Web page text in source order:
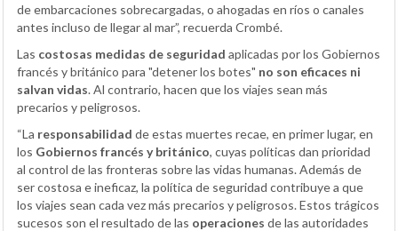
de embarcaciones sobrecargadas, o ahogadas en ríos o canales
antes incluso de llegar al mar”, recuerda Crombé.
Las costosas medidas de seguridad aplicadas por los Gobiernos
francés y británico para "detener los botes" no son eficaces ni
salvan vidas. Al contrario, hacen que los viajes sean más
precarios y peligrosos.
“La responsabilidad de estas muertes recae, en primer lugar, en
los Gobiernos francés y británico, cuyas políticas dan prioridad
al control de las fronteras sobre las vidas humanas. Además de
ser costosa e ineficaz, la política de seguridad contribuye a que
los viajes sean cada vez más precarios y peligrosos. Estos trágicos
sucesos son el resultado de las operaciones de las autoridades